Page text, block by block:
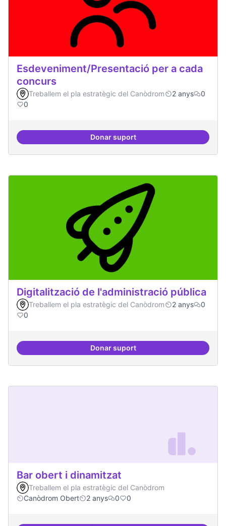
Esdeveniment/Presentació per a cada
concurs
Treballem el pla estratègic del Canòdrom 2 anys
0
0
Donar suportEsdeveniment/Presentació per
Digitalització de l'administració pública
Treballem el pla estratègic del Canòdrom 2 anys
0
0
Donar suportDigitalització de l'administració
Bar obert i dinamitzat
Treballem el pla estratègic del Canòdrom
Canòdrom Obert
2 anys 0 0